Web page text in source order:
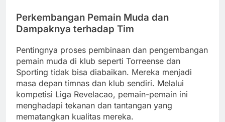
Perkembangan Pemain Muda dan
Dampaknya terhadap Tim
Pentingnya proses pembinaan dan pengembangan
pemain muda di klub seperti Torreense dan
Sporting tidak bisa diabaikan. Mereka menjadi
masa depan timnas dan klub sendiri. Melalui
kompetisi Liga Revelacao, pemain-pemain ini
menghadapi tekanan dan tantangan yang
mematangkan kualitas mereka.